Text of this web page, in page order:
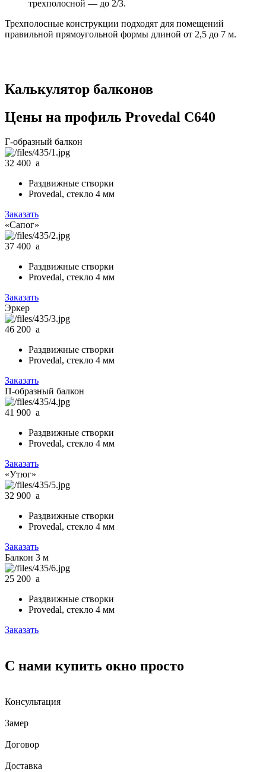
трехполосной — до 2/3.
Трехполосные конструкции подходят для помещений
правильной прямоугольной формы длиной от 2,5 до 7 м.
Калькулятор балконов
Цены на профиль Provedal C640
Г-образный балкон
32 400 a
Раздвижные створки
Provedal, стекло 4 мм
Заказать
«Сапог»
37 400 a
Раздвижные створки
Provedal, стекло 4 мм
Заказать
Эркер
46 200 a
Раздвижные створки
Provedal, стекло 4 мм
Заказать
П-образный балкон
41 900 a
Раздвижные створки
Provedal, стекло 4 мм
Заказать
«Утюг»
32 900 a
Раздвижные створки
Provedal, стекло 4 мм
Заказать
Балкон 3 м
25 200 a
Раздвижные створки
Provedal, стекло 4 мм
Заказать
С нами купить окно просто
Консультация
Замер
Договор
Доставка